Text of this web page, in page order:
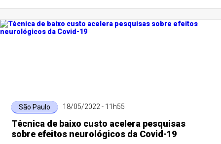
São Paulo 18/05/2022 - 11h55
Técnica de baixo custo acelera pesquisas
sobre efeitos neurológicos da Covid-19